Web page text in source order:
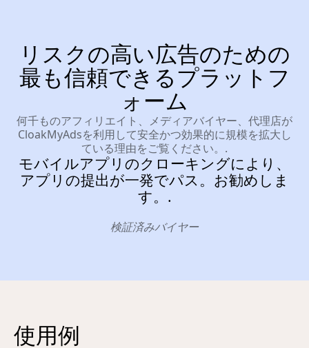
リスクの高い広告のための
最も信頼できるプラットフ
ォーム
何千ものアフィリエイト、メディアバイヤー、代理店が
CloakMyAdsを利用して安全かつ効果的に規模を拡大し
ている理由をご覧ください。.
モバイルアプリのクローキングにより、
アプリの提出が一発でパス。お勧めしま
す。.
検証済みバイヤー
使用例